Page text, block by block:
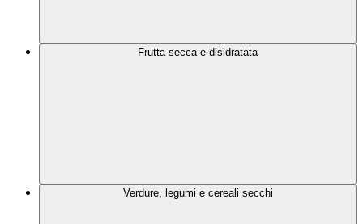
Frutta secca e disidratata
Verdure, legumi e cereali secchi